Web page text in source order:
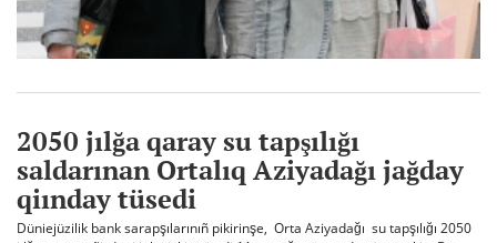
2050 jılğa qaray su tapşılığı
saldarınan Ortalıq Aziyadağı jağday
qiınday tüsedi
Düniejüzilik bank sarapşılarınıñ pikirinşe, Orta Aziyadağı su tapşılığı 2050